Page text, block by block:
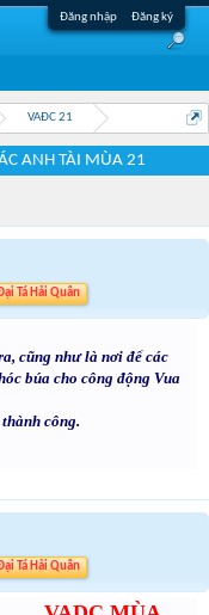
Đăng nhập Đăng ký
VAĐC 21
ANH TÀI MÙA 21
Tá Hải Quân
cũng như là nơi để các
búa cho công động Vua
công.
Tá Hải Quân